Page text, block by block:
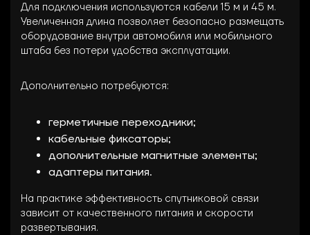
Для подключения используются кабели 15 м и 45 м.
Увеличенная длина позволяет безопасно размещать
оборудование внутри автомобиля или мобильного
штаба без потери удобства эксплуатации.
Дополнительно потребуются:
герметичные переходники;
кабельные фиксаторы;
дополнительные магнитные элементы;
адаптеры питания.
На практике эффективность спутниковой связи
зависит от качественного питания и скорости
развертывания.